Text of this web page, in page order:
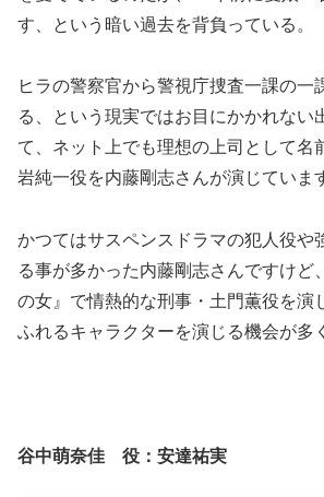
す、という暗い過去を背負っている。
ヒラの警察官から警視庁捜査一課の一
る、という現実ではお目にかかれない
て、ネット上でも理想の上司として名
岩純一役を内藤剛志さんが演じていま
かつてはサスペンスドラマの犯人役や
る事が多かった内藤剛志さんですけど
の女』で情熱的な刑事・土門薫役を演
ふれるキャラクターを演じる機会が多
谷中萌奈佳 役： 安達祐実